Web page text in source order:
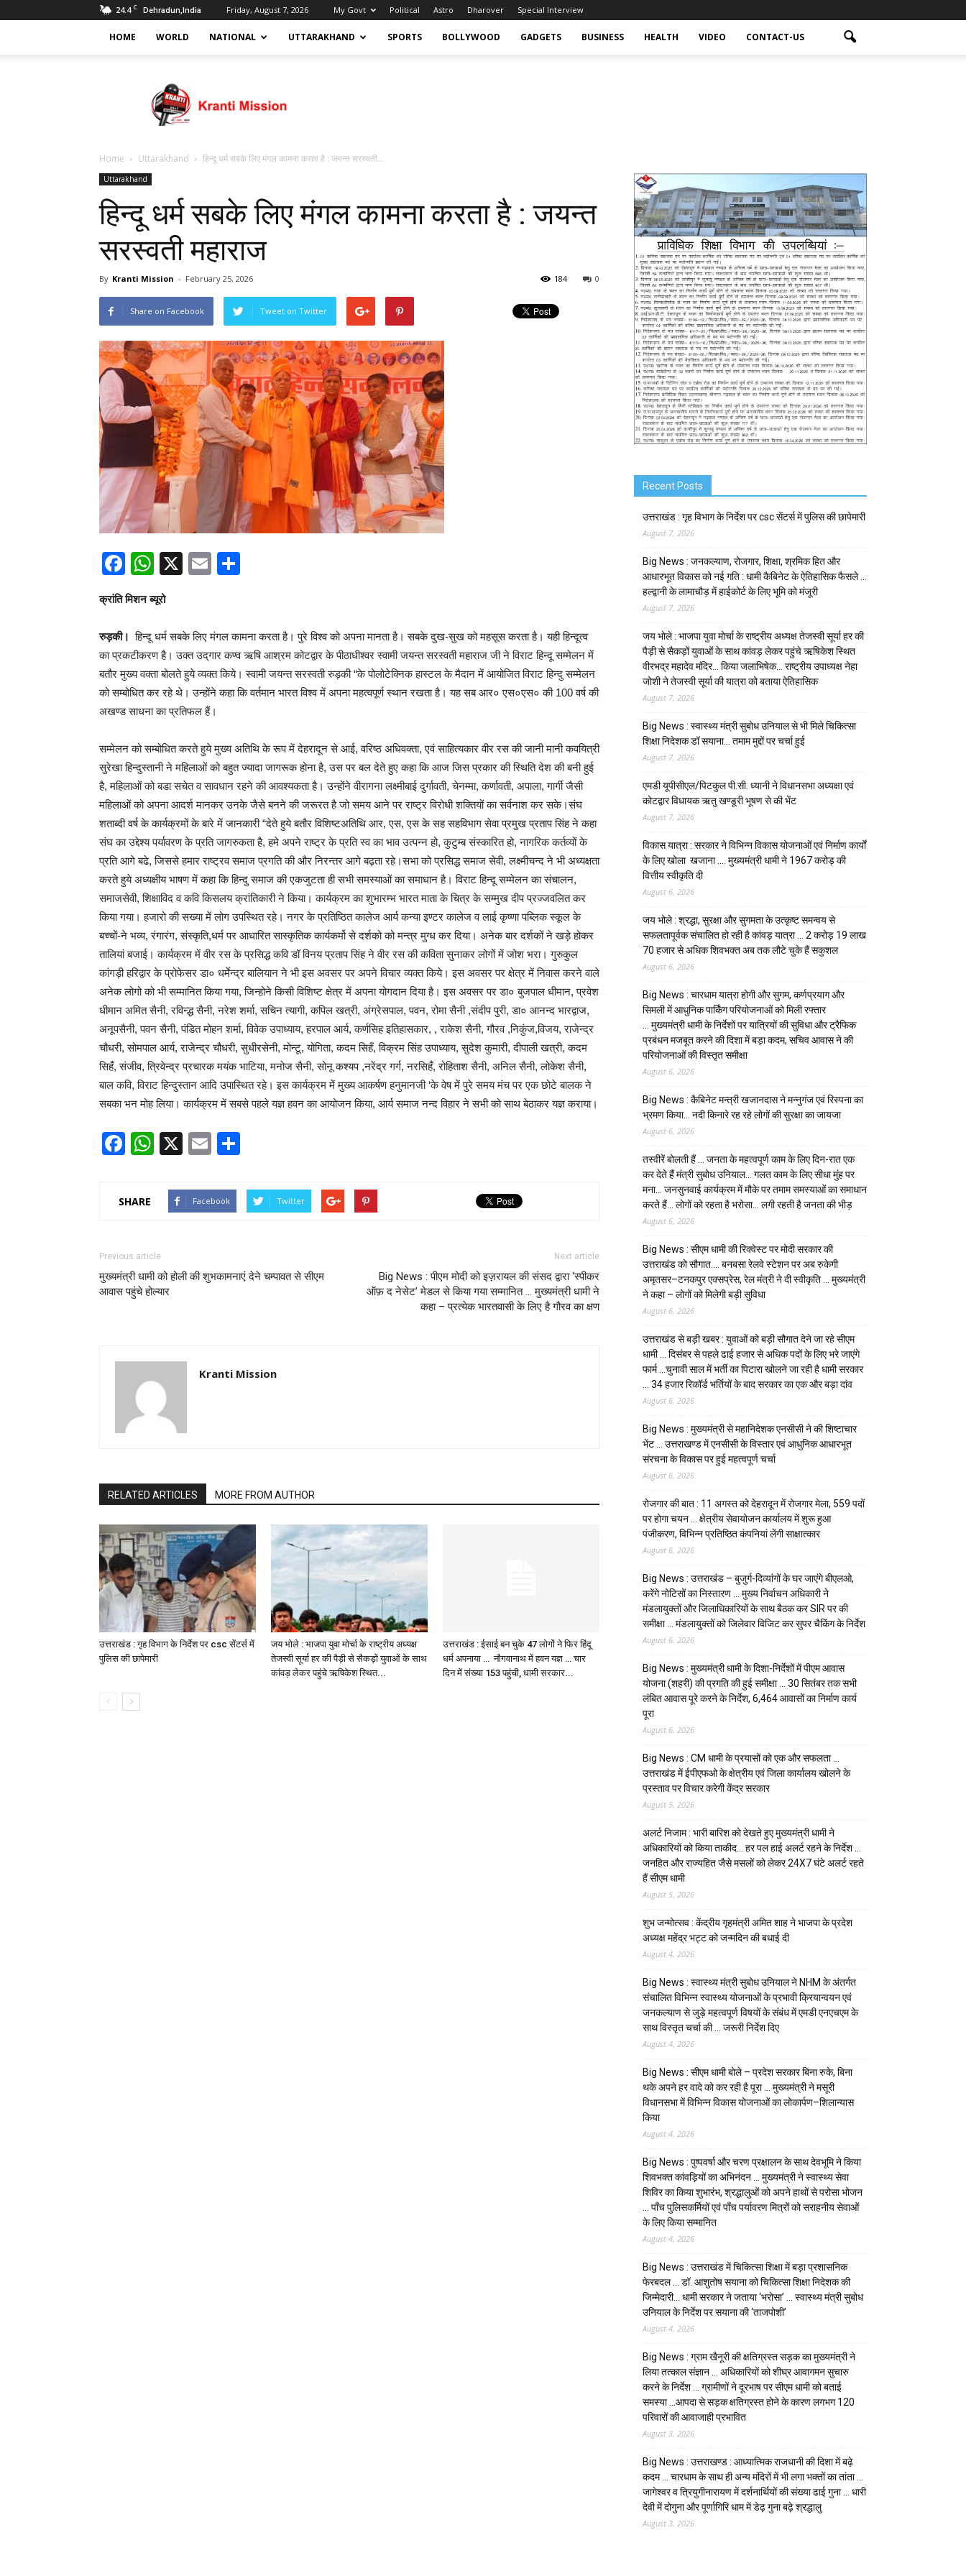
24.4 C Dehradun,India Friday, August 7, 2026 My Govt Political Astro Dharover Special Interview
HOME WORLD NATIONAL UTTARAKHAND SPORTS BOLLYWOOD GADGETS BUSINESS HEALTH VIDEO CONTACT-US
mission
Home Uttarakhand हिन्दू धर्म सबके लिए मंगल कामना करता है : जयन्त सरस्वती...
Uttarakhand
हिन्दू धर्म सबके लिए मंगल कामना करता है : जयन्त
सरस्वती महाराज
By Kranti Mission - February 25, 2026 0
184
Share on Facebook Tweet on Twitter
Facebook
WhatsApp
X Email
क्रांति मिशन ब्यूरो
रुड़की‌। हिन्दू धर्म सबके लिए मंगल कामना करता है। पुरे विश्व को अपना मानता है। सबके दुख-सुख को महसूस करता है। यही हिन्दूत्व
का प्रकटीकरण है। उक्त उद्‌गार कण्व ऋषि आश्रम कोटद्वार के पीठाधीश्वर स्वामी जयन्त सरस्वती महाराज जी ने विराट हिन्दू सम्मेलन में
बतौर मुख्य वक्ता बोलते हुये व्यक्त किये। स्वामी जयन्त सरस्वती रुड़‌की “के पोलोटेक्निक हास्टल के मैदान में आयोजित विराट हिन्दु सम्मेलन
को सम्बोधित कर रहे थे। उन्होंने कहा कि वर्तमान भारत विश्व में अपना महत्वपूर्ण स्थान रखता है। यह सब आर० एस०‌एस० की 100 वर्ष की
अखण्ड साधना का प्रतिफल हैं।
सम्मेलन को सम्बोधित करते हुये मुख्य अतिथि के रूप में देहरादून से आई, वरिष्ठ अधिवक्ता, एवं साहित्यकार वीर रस की जानी मानी कवयित्री
सुरेखा हिन्दुस्तानी ने महिलाओं को बहुत ज्यादा जागरूक होना है, उस पर बल देते हुए कहा कि आज जिस प्रकार की स्थिति देश की बनी हुई
है, महिलाओं को बडा सचेत व सावधान रहने की आवश्यकता है। उन्होंने वीरागना लक्ष्मीबाई दुर्गावती, चेनम्मा, कर्णावती, अपाला, गार्गी जैसी
महिलाओं को अपना आदर्श मानकर उनके जैसे बनने की जरूरत है जो समय आने पर राष्ट्र विरोधी शक्तियों का सर्वनाश कर सके।संघ
शताब्दी वर्ष के कार्यक्रमों के बारे में जानकारी “देते हुये बतौर विशिष्टअतिथि आर, एस, एस के सह सह‌विभाग सेवा प्रमुख प्रताप सिंह ने कहा
संघ का उद्देश्य पर्यावरण के प्रति जागरुकता है, हमे अपने राष्ट्र के प्रति स्व का भाव उत्पन्न हो, कुटुम्ब संस्कारित हो, नागरिक कर्तव्यों के
प्रति आगे बढे, जिससे हमार राष्ट्रव समाज प्रगति की और निरन्तर आगे बढ़ता रहे।सभा को प्रसिद्ध समाज सेवी, लक्ष्मीचन्द ने भी अध्यक्षता
करते हुये अध्यक्षीय भाषण में कहा कि हिन्दु समाज की एकजुटता ही सभी समस्याओं का समाधान है। विराट हिन्दू सम्मेलन का संचालन,
समाजसेवी, शिक्षाविद व कवि किसलय क्रांतिकारी ने किया। कार्यक्रम का शुभारम्भ भारत माता के चित्र के सम्मुख दीप प्रज्जवलित कर
किया गया। हजारो की सख्या में लोग उपस्थित रहे। नगर के प्रतिष्ठित कालेज आर्य कन्या इण्टर कालेज व लाई कृष्णा पब्लिक स्कूल के
बच्चों-ने भव्य, रंगारंग, संस्कृति,धर्म पर आधारित सास्कृतिक कार्यकर्मो से दर्शको को मन्त्र मुग्ध कर दिया। अनेक बार दर्शकों ने खड़े होकर
तालियां बजाई। कार्यक्रम में वीर रस के प्रसिद्ध कवि डॉ विनय प्रताप सिंह ने वीर रस की कविता सुनाकर लोगों में जोश भरा। गुरुकुल
कांगड़ी हरिद्वार के प्रोफेसर डा० धर्मेन्द्र बालियान ने भी इस अवसर पर अपने विचार व्यक्त किये। इस अवसर पर क्षेत्र में निवास करने वाले
अनेक लोगो को भी सम्मानित किया गया, जिन्होने किसी विशिष्ट क्षेत्र में अपना योगदान दिया है। इस अवसर पर डा० बुजपाल धीमान, प्रवेश
धीमान अमित सैनी, रविन्द्ध सैनी, नरेश शर्मा, सचिन त्यागी, कपिल खत्री, अंग्रेसपाल, पवन, रोमा सैनी ,संदीप पुरी, डा० आनन्द भारद्वाज,
अनूपसैनी, पवन सैनी, पंडित मोहन शर्मा, विवेक उपाध्याय, हरपाल आर्य, कर्णसिह इतिहासकार, , राकेश सैनी, गौरव ,निकुंज,विजय, राजेन्द्र
चौधरी, सोमपाल आर्य, राजेन्द्र चौधरी, सुधीरसेनी, मोन्टू, योगिता, कदम सिहँ, विक्रम सिंह उपाध्याय, सुदेश कुमारी, दीपाली खत्री, कदम
सिहँ, संजीव, त्रिवेन्द्र प्रचारक मयंक भाटिया, मनोज सैनी, सोनू कश्यप ,नरेंद्र गर्ग, नरसिहँ, रोहिताश सैनी, अनिल सैनी, लोकेश सैनी,
बाल कवि, विराट हिन्दुस्तान आदि उपास्थित रहे। इस कार्यक्रम में मुख्य आकर्षण हनुमानजी ‘के वेष में पुरे समय मंच पर एक छोटे बालक ने
सबका भन मोह लिया। कार्यक्रम में सबसे पहले यज्ञ हवन का आयोजन किया, आर्य समाज नन्द विहार ने सभी को साथ बेठाकर यज्ञ कराया।
Facebook
WhatsApp
X Email
SHARE Facebook Twitter
Previous article
मुख्यमंत्री धामी को होली की शुभकामनाएं देने चम्पावत से सीएम
आवास पहुंचे होल्यार
Next article
Big News : पीएम मोदी को इज़रायल की संसद द्वारा ‘स्पीकर
ऑफ़ द नेसेट’ मेडल से किया गया सम्मानित … मुख्यमंत्री धामी ने
कहा – प्रत्येक भारतवासी के लिए है गौरव का क्षण
Kranti Mission
RELATED ARTICLES MORE FROM AUTHOR
उत्तराखंड : गृह विभाग के निर्देश पर csc सेंटर्स में
पुलिस की छापेमारी
जय भोले : भाजपा युवा मोर्चा के राष्ट्रीय अध्यक्ष
तेजस्वी सूर्या हर की पैड़ी से सैकड़ों युवाओं के साथ
कांवड़ लेकर पहुंचे ऋषिकेश स्थित...
उत्तराखंड : ईसाई बन चुके 47 लोगों ने फिर हिंदू
धर्म अपनाया … नौगवानाथ में हवन यज्ञ … चार
दिन में संख्या 153 पहुंची, धामी सरकार...
Recent Posts
उत्तराखंड : गृह विभाग के निर्देश पर csc सेंटर्स में पुलिस की छापेमारी
August 7, 2026
Big News : जनकल्याण, रोजगार, शिक्षा, श्रमिक हित और
आधारभूत विकास को नई गति : धामी कैबिनेट के ऐतिहासिक फैसले …
हल्द्वानी के लामाचौड़ में हाईकोर्ट के लिए भूमि को मंजूरी
August 7, 2026
जय भोले : भाजपा युवा मोर्चा के राष्ट्रीय अध्यक्ष तेजस्वी सूर्या हर की
पैड़ी से सैकड़ों युवाओं के साथ कांवड़ लेकर पहुंचे ऋषिकेश स्थित
वीरभद्र महादेव मंदिर… किया जलाभिषेक… राष्ट्रीय उपाध्यक्ष नेहा
जोशी ने तेजस्वी सूर्या की यात्रा को बताया ऐतिहासिक
August 7, 2026
Big News : स्वास्थ्य मंत्री सुबोध उनियाल से भी मिले चिकित्सा
शिक्षा निदेशक डॉ सयाना… तमाम मुद्दों पर चर्चा हुई
August 7, 2026
एमडी यूपीसीएल/पिटकुल पी.सी. ध्यानी ने विधानसभा अध्यक्षा एवं
कोटद्वार विधायक ऋतु खण्डूरी भूषण से की भेंट
August 7, 2026
विकास यात्रा : सरकार ने विभिन्न विकास योजनाओं एवं निर्माण कार्यों
के लिए खोला खजाना …. मुख्यमंत्री धामी ने ₹1967 करोड़ की
वित्तीय स्वीकृति दी
August 6, 2026
जय भोले : श्रद्धा, सुरक्षा और सुगमता के उत्कृष्ट समन्वय से
सफलतापूर्वक संचालित हो रही है कांवड़ यात्रा … 2 करोड़ 19 लाख
70 हजार से अधिक शिवभक्त अब तक लौटे चुके हैं सकुशल
August 6, 2026
Big News : चारधाम यात्रा होगी और सुगम, कर्णप्रयाग और
सिमली में आधुनिक पार्किंग परियोजनाओं को मिली रफ्तार
… मुख्यमंत्री धामी के निर्देशों पर यात्रियों की सुविधा और ट्रैफिक
प्रबंधन मजबूत करने की दिशा में बड़ा कदम, सचिव आवास ने की
परियोजनाओं की विस्तृत समीक्षा
August 6, 2026
Big News : कैबिनेट मन्त्री खजानदास ने मन्नुगंज एवं रिस्पना का
भ्रमण किया… नदी किनारे रह रहे लोगों की सुरक्षा का जायजा
August 6, 2026
तस्वीरें बोलती हैं … जनता के महत्वपूर्ण काम के लिए दिन-रात एक
कर देते हैं मंत्री सुबोध उनियाल… गलत काम के लिए सीधा मुंह पर
मना… जनसुनवाई कार्यक्रम में मौके पर तमाम समस्याओं का समाधान
करते हैं… लोगों को रहता है भरोसा… लगी रहती है जनता की भीड़
August 6, 2026
Big News : सीएम धामी की रिक्वेस्ट पर मोदी सरकार की
उत्तराखंड को सौगात…. बनबसा रेलवे स्टेशन पर अब रुकेगी
अमृतसर–टनकपुर एक्सप्रेस, रेल मंत्री ने दी स्वीकृति … मुख्यमंत्री
ने कहा – लोगों को मिलेगी बड़ी सुविधा
August 6, 2026
उत्तराखंड से बड़ी खबर : युवाओं को बड़ी सौगात देने जा रहे सीएम
धामी … दिसंबर से पहले ढाई हजार से अधिक पदों के लिए भरे जाएंगे
फार्म …चुनावी साल में भर्ती का पिटारा खोलने जा रही है धामी सरकार
… 34 हजार रिकॉर्ड भर्तियों के बाद सरकार का एक और बड़ा दांव
August 6, 2026
Big News : मुख्यमंत्री से महानिदेशक एनसीसी ने की शिष्टाचार
भेंट … उत्तराखण्ड में एनसीसी के विस्तार एवं आधुनिक आधारभूत
संरचना के विकास पर हुई महत्वपूर्ण चर्चा
August 6, 2026
रोजगार की बात : 11 अगस्त को देहरादून में रोजगार मेला, 559 पदों
पर होगा चयन … क्षेत्रीय सेवायोजन कार्यालय में शुरू हुआ
पंजीकरण, विभिन्न प्रतिष्ठित कंपनियां लेंगी साक्षात्कार
August 6, 2026
Big News : उत्तराखंड – बुजुर्ग-दिव्यांगों के घर जाएंगे बीएलओ,
करेंगे नोटिसों का निस्तारण … मुख्य निर्वाचन अधिकारी ने
मंडलायुक्तों और जिलाधिकारियों के साथ बैठक कर SIR पर की
समीक्षा … मंडलायुक्तों को जिलेवार विजिट कर सुपर चैकिंग के निर्देश
August 6, 2026
Big News : मुख्यमंत्री धामी के दिशा-निर्देशों में पीएम आवास
योजना (शहरी) की प्रगति की हुई समीक्षा … 30 सितंबर तक सभी
लंबित आवास पूरे करने के निर्देश, 6,464 आवासों का निर्माण कार्य
पूरा
August 6, 2026
Big News : CM धामी के प्रयासों को एक और सफलता …
उत्तराखंड में ईपीएफओ के क्षेत्रीय एवं जिला कार्यालय खोलने के
प्रस्ताव पर विचार करेगी केंद्र सरकार
August 5, 2026
अलर्ट निजाम : भारी बारिश को देखते हुए मुख्यमंत्री धामी ने
अधिकारियों को किया ताकीद… हर पल हाई अलर्ट रहने के निर्देश …
जनहित और राज्यहित जैसे मसलों को लेकर 24X7 घंटे अलर्ट रहते
हैं सीएम धामी
August 5, 2026
शुभ जन्मोत्सव : केंद्रीय गृहमंत्री अमित शाह ने भाजपा के प्रदेश
अध्यक्ष महेंद्र भट्ट को जन्मदिन की बधाई दी
August 4, 2026
Big News : स्वास्थ्य मंत्री सुबोध उनियाल ने NHM के अंतर्गत
संचालित विभिन्न स्वास्थ्य योजनाओं के प्रभावी क्रियान्वयन एवं
जनकल्याण से जुड़े महत्वपूर्ण विषयों के संबंध में एमडी एनएचएम के
साथ विस्तृत चर्चा की … जरूरी निर्देश दिए
August 4, 2026
Big News : सीएम धामी बोले – प्रदेश सरकार बिना रुके, बिना
थके अपने हर वादे को कर रही है पूरा … मुख्यमंत्री ने मसूरी
विधानसभा में विभिन्न विकास योजनाओं का लोकार्पण–शिलान्यास
किया
August 4, 2026
Big News : पुष्पवर्षा और चरण प्रक्षालन के साथ देवभूमि ने किया
शिवभक्त कांवड़ियों का अभिनंदन … मुख्यमंत्री ने स्वास्थ्य सेवा
शिविर का किया शुभारंभ, श्रद्धालुओं को अपने हाथों से परोसा भोजन
… पाँच पुलिसकर्मियों एवं पाँच पर्यावरण मित्रों को सराहनीय सेवाओं
के लिए किया सम्मानित
August 4, 2026
Big News : उत्तराखंड में चिकित्सा शिक्षा में बड़ा प्रशासनिक
फेरबदल … डॉ. आशुतोष सयाना को चिकित्सा शिक्षा निदेशक की
जिम्मेदारी… धामी सरकार ने जताया ‘भरोसा’ … स्वास्थ्य मंत्री सुबोध
उनियाल के निर्देश पर सयाना की ‘ताजपोशी’
August 4, 2026
Big News : ग्राम खैनूरी की क्षतिग्रस्त सड़क का मुख्यमंत्री ने
लिया तत्काल संज्ञान … अधिकारियों को शीघ्र आवागमन सुचारु
करने के निर्देश … ग्रामीणों ने दूरभाष पर सीएम धामी को बताई
समस्या …आपदा से सड़क क्षतिग्रस्त होने के कारण लगभग 120
परिवारों की आवाजाही प्रभावित
August 3, 2026
Big News : उत्तराखण्ड : आध्यात्मिक राजधानी की दिशा में बढ़े
कदम … चारधाम के साथ ही अन्य मंदिरों में भी लगा भक्तों का तांता …
जागेश्वर व त्रियुगीनारायण में दर्शनार्थियों की संख्या ढाई गुना … धारी
देवी में दोगुना और पूर्णागिरि धाम में डेढ़ गुना बढ़े श्रद्धालु
August 3, 2026